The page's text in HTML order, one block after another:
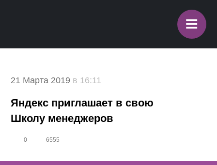
≡
21 Марта 2019 в 16:11
Яндекс приглашает в свою
Школу менеджеров
0 6555